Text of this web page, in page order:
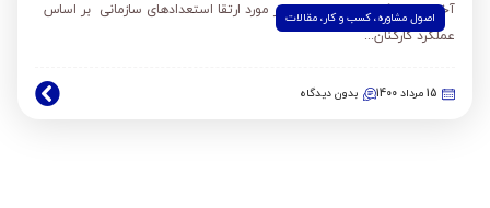
اصول مشاوره،کسب و کار، مقالات
آخرین باری که با مدیران خود در مورد ارتقا استعدادهای سازمانی بر اساس
عملکرد کارکنان...
15 مرداد 1400 بدون دیدگاه